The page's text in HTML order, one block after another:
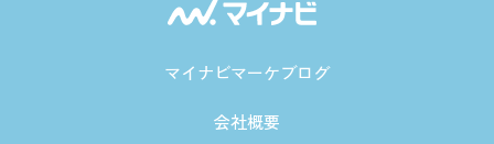
マイナビマーケブログ
会社概要